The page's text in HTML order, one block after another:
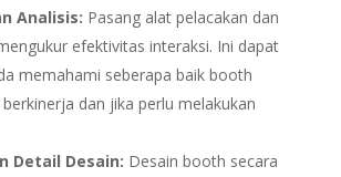
Analisis: Pasang alat pelacakan dan
efektivitas interaksi. Ini dapat
memahami seberapa baik booth
dan jika perlu melakukan
Detail Desain: Desain booth secara